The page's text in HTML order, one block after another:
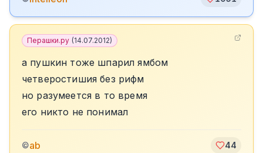
Перашки.ру (14.07.2012)
а пушкин тоже шпарил ямбом
четверостишия без рифм
но разумеется в то время
его никто не понимал
©ab 44